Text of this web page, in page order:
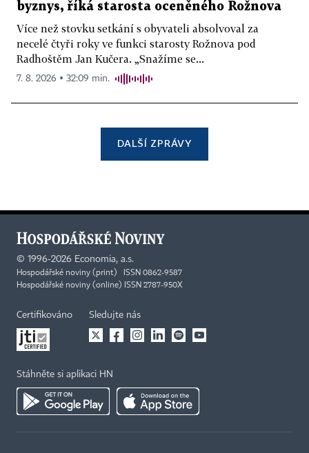
byznys, říká starosta oceněného Rožnova
Více než stovku setkání s obyvateli absolvoval za
necelé čtyři roky ve funkci starosty Rožnova pod
Radhoštěm Jan Kučera. „Snažíme se...
7. 8. 2026 ▪ 32:09 min.
DALŠÍ ZPRÁVY
© 1996-2026 Economia, a.s.
Hospodářské noviny (print) ISSN 0862-9587
Hospodářské noviny (online) ISSN 2787-950X
Certifikováno Sledujte nás
Stáhněte si aplikaci HN